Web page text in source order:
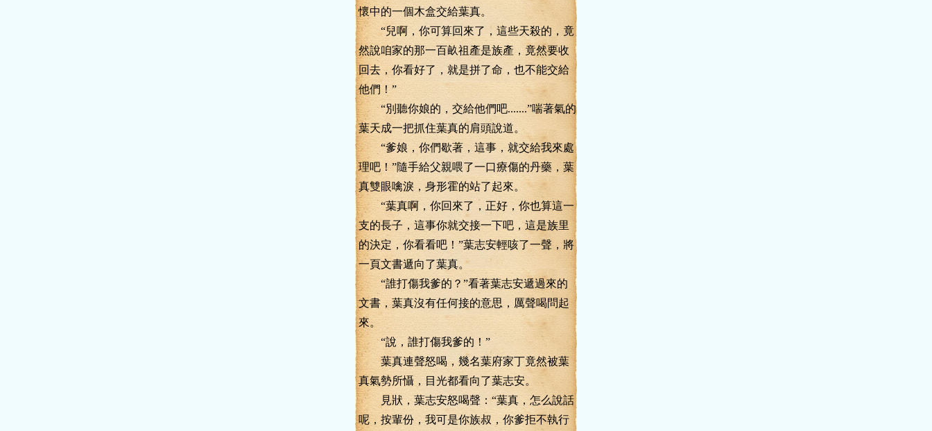
懷中的一個木盒交給葉真。
“兒啊，你可算回來了，這些天殺的，竟
然說咱家的那一百畝祖產是族產，竟然要收
回去，你看好了，就是拼了命，也不能交給
他們！”
“別聽你娘的，交給他們吧.......”喘著氣的
葉天成一把抓住葉真的肩頭說道。
“爹娘，你們歇著，這事，就交給我來處
理吧！”隨手給父親喂了一口療傷的丹藥，葉
真雙眼噙淚，身形霍的站了起來。
“葉真啊，你回來了，正好，你也算這一
支的長子，這事你就交接一下吧，這是族里
的決定，你看看吧！”葉志安輕咳了一聲，將
一頁文書遞向了葉真。
“誰打傷我爹的？”看著葉志安遞過來的
文書，葉真沒有任何接的意思，厲聲喝問起
來。
“說，誰打傷我爹的！”
葉真連聲怒喝，幾名葉府家丁竟然被葉
真氣勢所懾，目光都看向了葉志安。
見狀，葉志安怒喝聲：“葉真，怎么說話
呢，按輩份，我可是你族叔，你爹拒不執行